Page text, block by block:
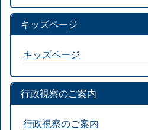
キッズページ
キッズページ
行政視察のご案内
行政視察のご案内